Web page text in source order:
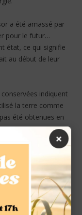
a été amassé par
pour le futur…
état, ce qui signifie
au début de leur
indiquent
la terre comme
été obtenues en
ce trésor en or
La loi américaine
privée et
90 jours.
sur internet ou dans
×